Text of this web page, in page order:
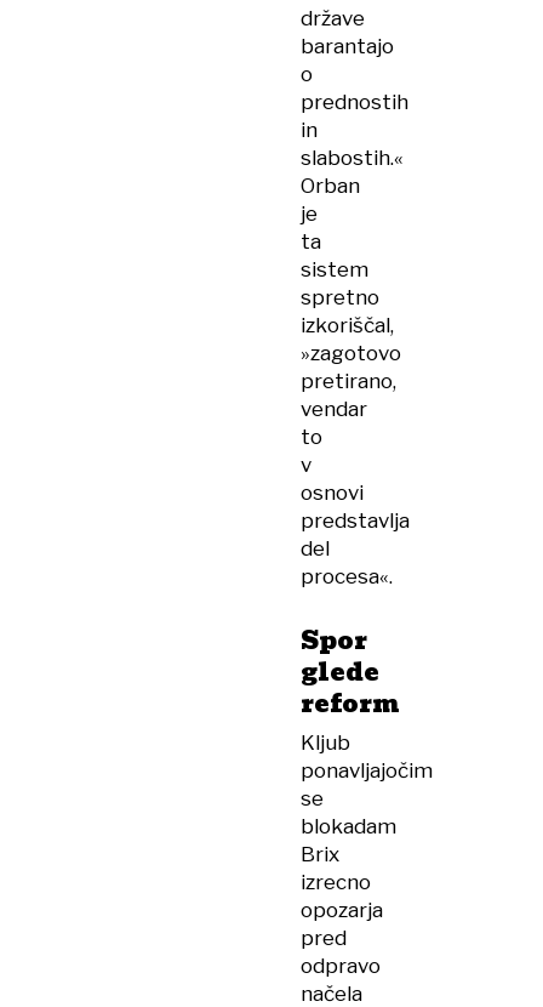
države
barantajo
o
prednostih
in
slabostih.«
Orban
je
ta
sistem
spretno
izkoriščal,
»zagotovo
pretirano,
vendar
to
v
osnovi
predstavlja
del
procesa«.
Spor
glede
reform
Kljub
ponavljajočim
se
blokadam
Brix
izrecno
opozarja
pred
odpravo
načela